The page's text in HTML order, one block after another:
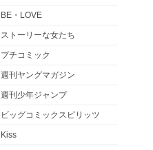
BE・LOVE
ストーリーな女たち
プチコミック
週刊ヤングマガジン
週刊少年ジャンプ
ビッグコミックスピリッツ
Kiss